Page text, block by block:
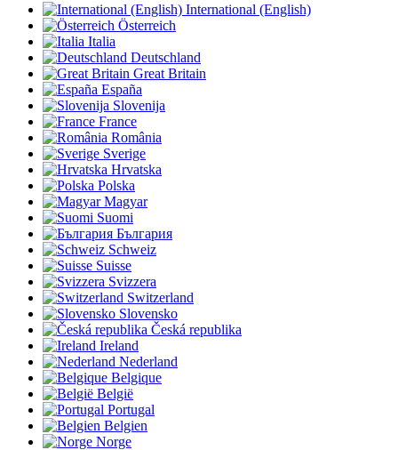
International (English)
Österreich
Italia
Deutschland
Great Britain
España
Slovenija
France
România
Sverige
Hrvatska
Polska
Magyar
Suomi
България
Schweiz
Suisse
Svizzera
Switzerland
Slovensko
Česká republika
Ireland
Nederland
Belgique
België
Portugal
Belgien
Norge